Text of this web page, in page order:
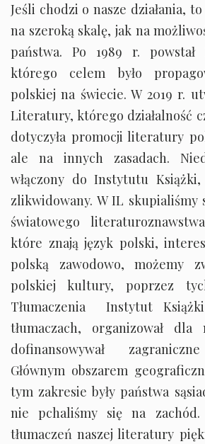
Jeśli chodzi o nasze działania,
na szeroką skalę, jak na
państwa. Po 1989 r. powstał
którego celem było
polskiej na świecie. W 2019 r.
Literatury, którego działalność
dotyczyła promocji literatury
ale na innych zasadach.
włączony do Instytutu
zlikwidowany. W IL skupialiśmy
światowego
które znają język polski,
polską zawodowo, możemy
polskiej kultury, poprzez
Tłumaczenia Instytut
tłumaczach, organizował
dofinansowywał
Głównym obszarem
tym zakresie były państwa
nie pchaliśmy się na zachód.
tłumaczeń naszej literatury